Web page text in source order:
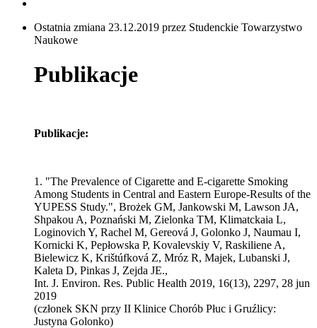
Ostatnia zmiana 23.12.2019 przez Studenckie Towarzystwo
Naukowe
Publikacje
Publikacje:
1. "The Prevalence of Cigarette and E-cigarette Smoking
Among Students in Central and Eastern Europe-Results of the
YUPESS Study.", Brożek GM, Jankowski M, Lawson JA,
Shpakou A, Poznański M, Zielonka TM, Klimatckaia L,
Loginovich Y, Rachel M, Gereová J, Golonko J, Naumau I,
Kornicki K, Pepłowska P, Kovalevskiy V, Raskiliene A,
Bielewicz K, Krištúfková Z, Mróz R, Majek, Lubanski J,
Kaleta D, Pinkas J, Zejda JE.,
Int. J. Environ. Res. Public Health 2019, 16(13), 2297, 28 jun
2019
(członek SKN przy II Klinice Chorób Płuc i Gruźlicy:
Justyna Golonko)